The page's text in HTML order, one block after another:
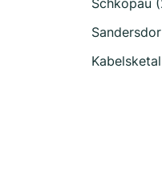
Schkopau